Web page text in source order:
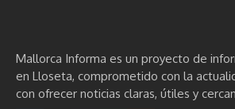
Mallorca Informa es un proyecto de
en Lloseta, comprometido con la
con ofrecer noticias claras, útiles y